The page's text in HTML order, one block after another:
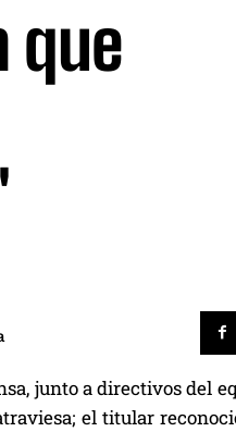
que
junto a directivos del
el titular